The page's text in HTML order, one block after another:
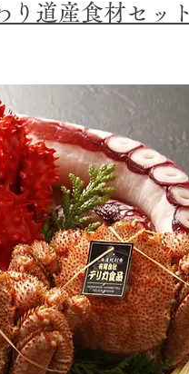
り道産食材セット